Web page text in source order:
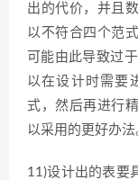
出的代价，并且
以不符合四个范
可能由此导致过
以在设计时需要
式，然后再进行
以采用的更好办法
11)设计出的表要